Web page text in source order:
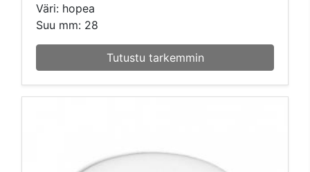
Väri: hopea
Suu mm: 28
Tutustu tarkemmin